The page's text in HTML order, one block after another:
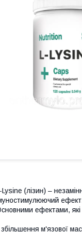
Lysine (лізин) –
ефектами,
збільшення м'язової